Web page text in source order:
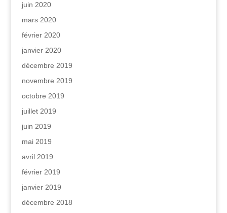
juin 2020
mars 2020
février 2020
janvier 2020
décembre 2019
novembre 2019
octobre 2019
juillet 2019
juin 2019
mai 2019
avril 2019
février 2019
janvier 2019
décembre 2018